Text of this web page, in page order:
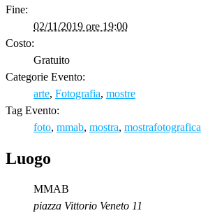
Fine:
02/11/2019 ore 19:00
Costo:
Gratuito
Categorie Evento:
arte, Fotografia, mostre
Tag Evento:
foto, mmab, mostra, mostrafotografica
Luogo
MMAB
piazza Vittorio Veneto 11